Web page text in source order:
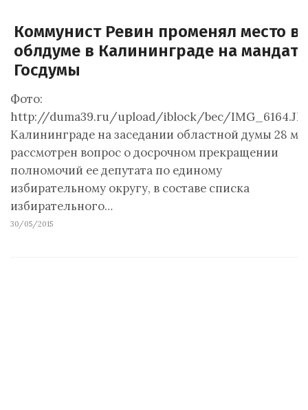
Коммунист Ревин променял место в
облдуме в Калининграде на мандат
Госдумы
Фото:
http://duma39.ru/upload/iblock/bec/
Калининграде на заседании областной думы 28
рассмотрен вопрос о досрочном прекращении
полномочий ее депутата по единому
избирательному округу, в составе списка
избирательного…
30/05/2015